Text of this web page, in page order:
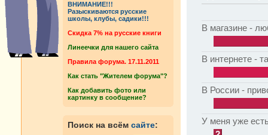
ВНИМАНИЕ!!!
Разыскиваются русские
школы, клубы, садики!!!
Cкидка 7% на русские книги
Линеечки для нашего сайта
Правила форума. 17.11.2011
Как стать "Жителем форума"?
Как добавить фото или
картинку в сообщение?
Поиск на всём сайте:
В магазине -
В интернете -
В России -
У меня уже